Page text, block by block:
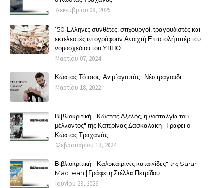
Δεκεμβρίου 08, 2025
150 Έλληνες συνθέτες, στιχουργοί, τραγουδιστές και
εκτελεστές υπογράφουν Ανοιχτή Επιστολή υπέρ του
νομοσχεδίου του ΥΠΠΟ
Μαρτίου 07, 2024
Κώστας Τότσιος: Αν μ΄αγαπάς | Νέο τραγούδι
Μαρτίου 18, 2022
Βιβλιοκριτική: "Κώστας Αξελός, η νοσταλγία του
μέλλοντος" της Κατερίνας Δασκαλάκη | Γράφει ο
Κώστας Τραχανάς
Φεβρουαρίου 13, 2024
Βιβλιοκριτική: "Καλοκαιρινές καταιγίδες" της Sarah
MacLean | Γράφει η Στέλλα Πετρίδου
Ιουνίου 29, 2026